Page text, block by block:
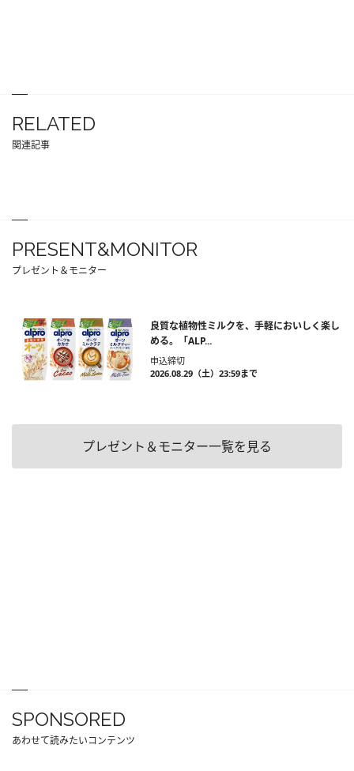
RELATED
関連記事
PRESENT&MONITOR
プレゼント＆モニター
良質な植物性ミルクを、手軽においしく楽し
める。「ALP...
申込締切
2026.08.29（土）23:59まで
プレゼント＆モニター一覧を見る
SPONSORED
あわせて読みたいコンテンツ